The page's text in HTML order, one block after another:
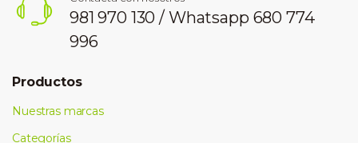
981 970 130 / Whatsapp 680 774
996
Productos
Nuestras marcas
Categorías